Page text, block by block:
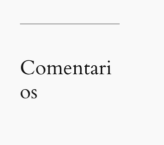
Comentari
os